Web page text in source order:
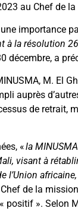
au Chef de
importance
à la résolution
décembre, a
M. El
auprès
de retrait,
«la
visant à
l’Union
Chef de la
positif ». Selon